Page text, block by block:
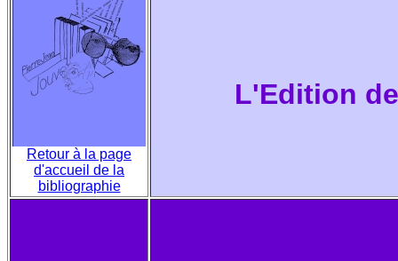
Retour à la page
d'accueil de la
bibliographie
L'Edition